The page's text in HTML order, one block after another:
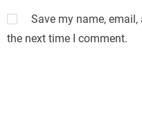
Save my name,
the next time I comment.